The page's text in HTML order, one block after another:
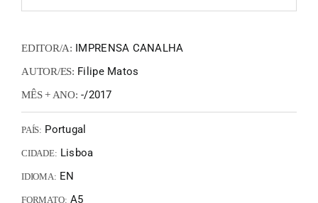
EDITOR/A: IMPRENSA CANALHA
AUTOR/ES: Filipe Matos
MÊS + ANO: -/2017
PAÍS: Portugal
CIDADE: Lisboa
IDIOMA: EN
FORMATO: A5